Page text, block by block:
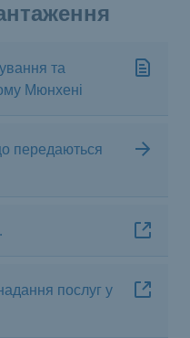
та
Мюнхені
передаються
послуг у